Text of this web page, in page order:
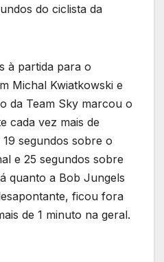
do ciclista da
à partida para o
Michal Kwiatkowski e
da Team Sky marcou o
cada vez mais de
segundos sobre o
e 25 segundos sobre
quanto a Bob Jungels
ficou fora
de 1 minuto na geral.